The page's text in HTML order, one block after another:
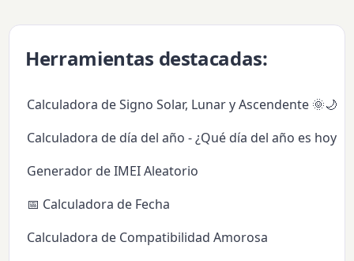
Herramientas destacadas:
Calculadora de Signo Solar, Lunar y Ascendente 🌞🌙✨
Calculadora de día del año - ¿Qué día del año es hoy?
Generador de IMEI Aleatorio
📅 Calculadora de Fecha
Calculadora de Compatibilidad Amorosa